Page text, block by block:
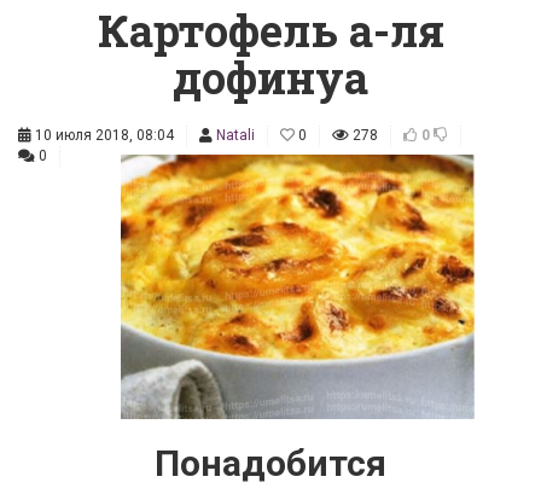
Картофель а-ля
дофинуа
10 июля 2018, 08:04 Natali 0 278
0
0
Понадобится